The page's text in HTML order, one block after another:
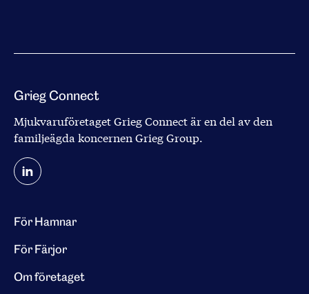
Grieg Connect
Mjukvaruföretaget Grieg Connect är en del av den
familjeägda koncernen Grieg Group.
För Hamnar
För Färjor
Om företaget